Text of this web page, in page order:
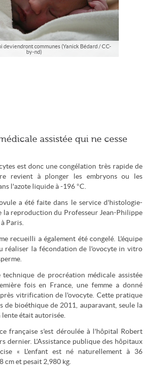
deviendront communes (Yanick Bédard / CC-
by-nd)
assistée qui ne cesse
est donc une congélation très rapide de
revient à plonger les embryons ou les
l'azote liquide à -196 °C.
a été faite dans le service d'histologie-
la reproduction du Professeur Jean-Philippe
Paris.
recueilli a également été congelé. L'équipe
réaliser la fécondation de l'ovocyte in vitro
de procréation médicale assistée
fois en France, une femme a donné
vitrification de l'ovocyte. Cette pratique
de bioéthique de 2011, auparavant, seule la
lente était autorisée.
française s'est déroulée à l'hôpital Robert
dernier. L'Assistance publique des hôpitaux
« L'enfant est né naturellement à 36
cm et pesait 2,980 kg.